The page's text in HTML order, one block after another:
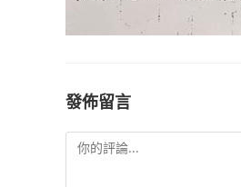
發佈留言